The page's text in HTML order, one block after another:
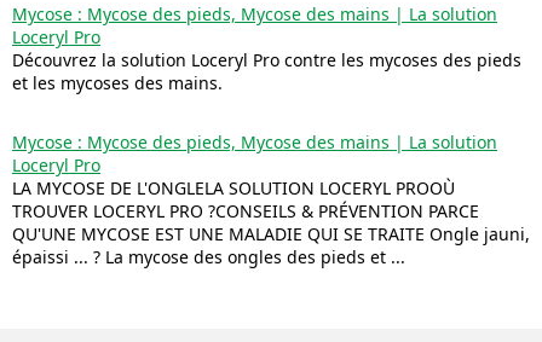
Mycose : Mycose des pieds, Mycose des mains | La solution
Loceryl Pro
Découvrez la solution Loceryl Pro contre les mycoses des pieds
et les mycoses des mains.
Mycose : Mycose des pieds, Mycose des mains | La solution
Loceryl Pro
LA MYCOSE DE L'ONGLELA SOLUTION LOCERYL PROOÙ
TROUVER LOCERYL PRO ?CONSEILS & PRÉVENTION PARCE
QU'UNE MYCOSE EST UNE MALADIE QUI SE TRAITE Ongle jauni,
épaissi ... ? La mycose des ongles des pieds et ...